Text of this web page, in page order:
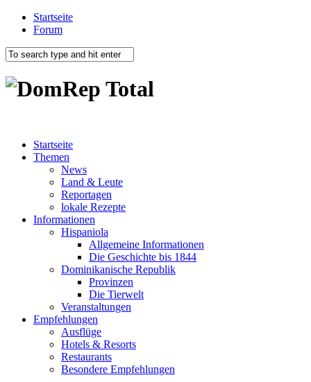
Startseite
Forum
Startseite
Themen
News
Land & Leute
Reportagen
lokale Rezepte
Informationen
Hispaniola
Allgemeine Informationen
Die Geschichte bis 1844
Dominikanische Republik
Provinzen
Die Tierwelt
Veranstaltungen
Empfehlungen
Ausflüge
Hotels & Resorts
Restaurants
Besondere Empfehlungen